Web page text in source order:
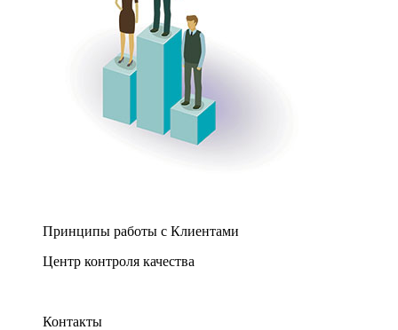
Принципы работы с Клиентами
Центр контроля качества
Контакты